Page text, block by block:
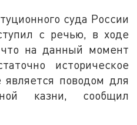
суда России
с речью, в ходе
на данный момент
историческое
поводом для
казни, сообщил